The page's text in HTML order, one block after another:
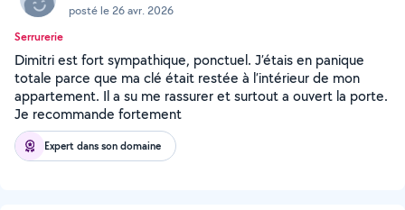
posté le 26 avr. 2026
Serrurerie
Dimitri est fort sympathique, ponctuel. J’étais en panique
totale parce que ma clé était restée à l’intérieur de mon
appartement. Il a su me rassurer et surtout a ouvert la porte.
Je recommande fortement
Expert dans son domaine